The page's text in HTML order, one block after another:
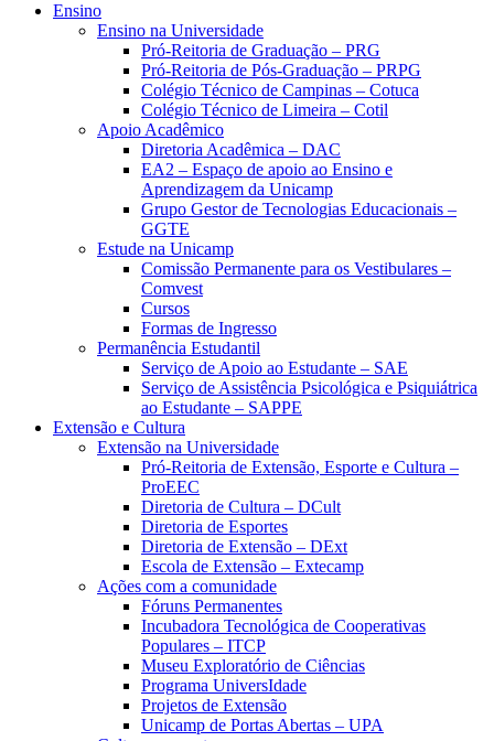
Ensino
Ensino na Universidade
Pró-Reitoria de Graduação – PRG
Pró-Reitoria de Pós-Graduação – PRPG
Colégio Técnico de Campinas – Cotuca
Colégio Técnico de Limeira – Cotil
Apoio Acadêmico
Diretoria Acadêmica – DAC
EA2 – Espaço de apoio ao Ensino e
Aprendizagem da Unicamp
Grupo Gestor de Tecnologias Educacionais –
GGTE
Estude na Unicamp
Comissão Permanente para os Vestibulares –
Comvest
Cursos
Formas de Ingresso
Permanência Estudantil
Serviço de Apoio ao Estudante – SAE
Serviço de Assistência Psicológica e Psiquiátrica
ao Estudante – SAPPE
Extensão e Cultura
Extensão na Universidade
Pró-Reitoria de Extensão, Esporte e Cultura –
ProEEC
Diretoria de Cultura – DCult
Diretoria de Esportes
Diretoria de Extensão – DExt
Escola de Extensão – Extecamp
Ações com a comunidade
Fóruns Permanentes
Incubadora Tecnológica de Cooperativas
Populares – ITCP
Museu Exploratório de Ciências
Programa UniversIdade
Projetos de Extensão
Unicamp de Portas Abertas – UPA